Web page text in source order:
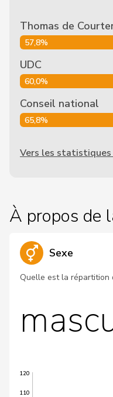
Thomas de
57,8%
UDC
60,0%
Conseil national
65,8%
Vers les statistiques
À propos de
Sexe
Quelle est la répartition
110
120